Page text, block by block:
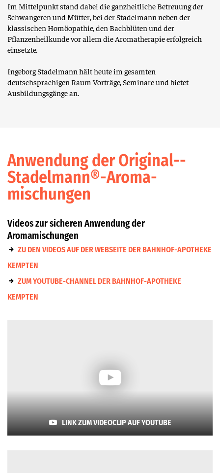
Im Mittelpunkt stand dabei die ganzheitliche Betreuung der
Schwangeren und Mütter, bei der Stadelmann neben der
klassischen Homöopathie, den Bachblüten und der
Pflanzenheilkunde vor allem die Aromatherapie erfolgreich
einsetzte.
Ingeborg Stadelmann hält heute im gesamten
deutschsprachigen Raum Vorträge, Seminare und bietet
Ausbildungsgänge an.
Anwen­dung der Original-­
Stadelmann®-­Aroma­
mischungen
Videos zur sicheren Anwendung der
Aromamischungen
ZU DEN VIDEOS AUF DER WEBSEITE DER BAHNHOF-APOTHEKE
KEMPTEN
ZUM YOUTUBE-CHANNEL DER BAHNHOF-APOTHEKE
KEMPTEN
LINK ZUM VIDEOCLIP AUF YOUTUBE